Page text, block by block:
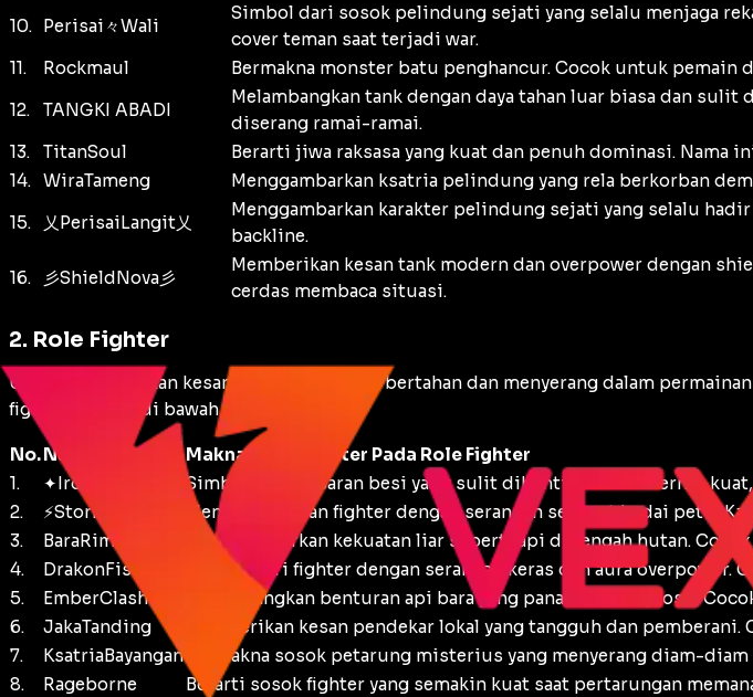
10.
Perisai々Wali
Simbol dari sosok pelindung sejati yang selalu menjaga
cover teman saat terjadi war.
11.
Rockmaul
Bermakna monster batu penghancur. Cocok untuk pemain
12.
TANGKI ABADI
Melambangkan tank dengan daya tahan luar biasa dan
diserang ramai-ramai.
13.
TitanSoul
Berarti jiwa raksasa yang kuat dan penuh dominasi. Nama
14.
WiraTameng
Menggambarkan ksatria pelindung yang rela berkorban
15.
乂PerisaiLangit乂
Menggambarkan karakter pelindung sejati yang selalu
backline.
16.
彡ShieldNova彡
Memberikan kesan tank modern dan overpower dengan
cerdas membaca situasi.
2. Role Fighter
Untuk memberikan kesan seimbang antara bertahan dan menyerang dalam
fighter seperti di bawah ini.
No. Nama Akun
Makna dan Karakter Pada Role Fighter
1.
✦IronVortex✦
Simbol dari pusaran besi yang sulit dihentikan. Karakternya
2.
⚡StormStryke⚡
Menggambarkan fighter dengan serangan secepat badai petir.
3.
BaraRimba
Menggambarkan kekuatan liar seperti api di tengah hutan.
4.
DrakonFist
Simbol dari fighter dengan serangan keras dan aura
5.
EmberClash
Melambangkan benturan api bara yang panas dan eksplosif.
6.
JakaTanding
Memberikan kesan pendekar lokal yang tangguh dan
7.
KsatriaBayangan
Bermakna sosok petarung misterius yang menyerang diam-
8.
Rageborne
Berarti sosok fighter yang semakin kuat saat pertarungan